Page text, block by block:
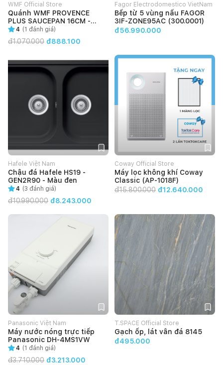
WMF Official Store
Quánh WMF PROVENCE
PLUS SAUCEPAN 16CM -
0724166380
4 (1 đánh giá)
đ1.070.000 đ888.100
Fagor Electrodomestico VietNam
Bếp từ 5 vùng nấu FAGOR
3IF-ZONE95AC (300.0001)
đ56.990.000
Hafele Việt Nam
Chậu đá Hafele HS19 -
GEN2R90 - Màu đen
4 (3 đánh giá)
đ10.990.000 đ8.243.000
Coway Official Store
Máy lọc không khí Coway
Classic (AP-1018F)
đ15.800.000 đ12.640.000
Panasonic Việt Nam
Máy nước nóng trực tiếp
Panasonic DH-4MS1VW
4 (1 đánh giá)
đ3.710.000 đ3.213.000
T.SPACE Official Store
Gạch ốp, lát vân đá 8145
đ495.000